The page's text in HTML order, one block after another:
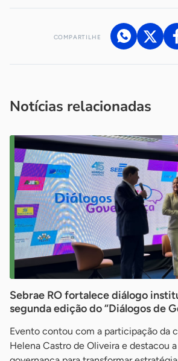
COMPARTILHE
Notícias relacionadas
Sebrae RO fortalece diálogo
segunda edição do “Diálogos de
Evento contou com a participação da
Helena Castro de Oliveira e destacou